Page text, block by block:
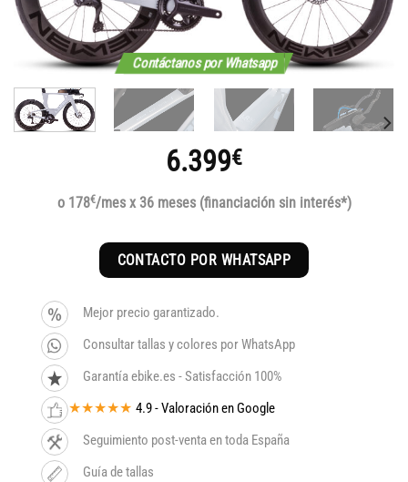
Contáctanos por Whatsapp
6.399€
o 178€/mes x 36 meses (financiación sin interés*)
CONTACTO POR WHATSAPP
Mejor precio garantizado.
Consultar tallas y colores por WhatsApp
Garantía ebike.es - Satisfacción 100%
★★★★★ 4.9 - Valoración en Google
Seguimiento post-venta en toda España
Guía de tallas